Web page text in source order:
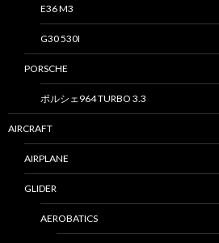
E36 M3
G30 530I
PORSCHE
ポルシェ964 TURBO 3.3
AIRCRAFT
AIRPLANE
GLIDER
AEROBATICS